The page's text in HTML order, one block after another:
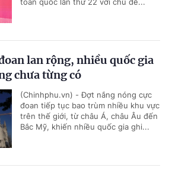
lan rộng, nhiều quốc gia
chưa từng có
(Chinhphu.vn) - Đợt nắng nóng cực
đoan tiếp tục bao trùm nhiều khu vực
trên thế giới, từ châu Á, châu Âu đến
Bắc Mỹ, khiến nhiều quốc gia ghi...